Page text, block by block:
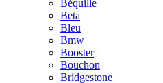
Béquille
Beta
Bleu
Bmw
Booster
Bouchon
Bridgestone